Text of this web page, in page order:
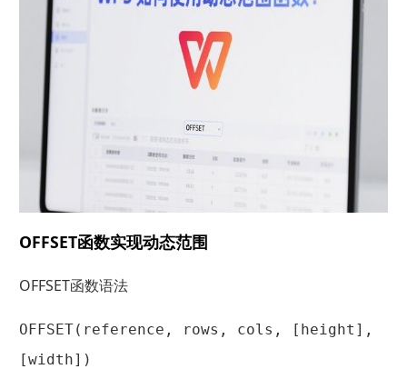
OFFSET函数实现动态范围
OFFSET函数语法
OFFSET(reference, rows, cols, [height],
[width])